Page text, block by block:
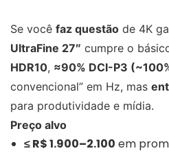
Se você faz questão de 4K
UltraFine 27″ cumpre o
HDR10, ≈90% DCI-P3
convencional” em Hz, mas
para produtividade e mídia.
Preço alvo
≤ R$ 1.900–2.100 em